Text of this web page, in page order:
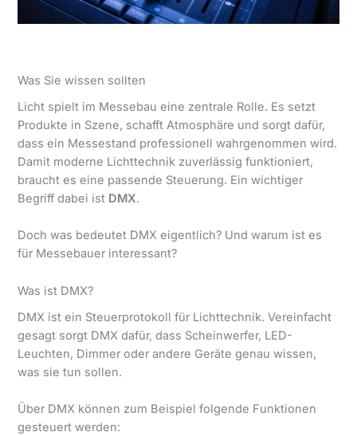
Was Sie wissen sollten
Licht spielt im Messebau eine zentrale Rolle. Es setzt
Produkte in Szene, schafft Atmosphäre und sorgt dafür,
dass ein Messestand professionell wahrgenommen wird.
Damit moderne Lichttechnik zuverlässig funktioniert,
braucht es eine passende Steuerung. Ein wichtiger
Begriff dabei ist DMX.
Doch was bedeutet DMX eigentlich? Und warum ist es
für Messebauer interessant?
Was ist DMX?
DMX ist ein Steuerprotokoll für Lichttechnik. Vereinfacht
gesagt sorgt DMX dafür, dass Scheinwerfer, LED-
Leuchten, Dimmer oder andere Geräte genau wissen,
was sie tun sollen.
Über DMX können zum Beispiel folgende Funktionen
gesteuert werden: